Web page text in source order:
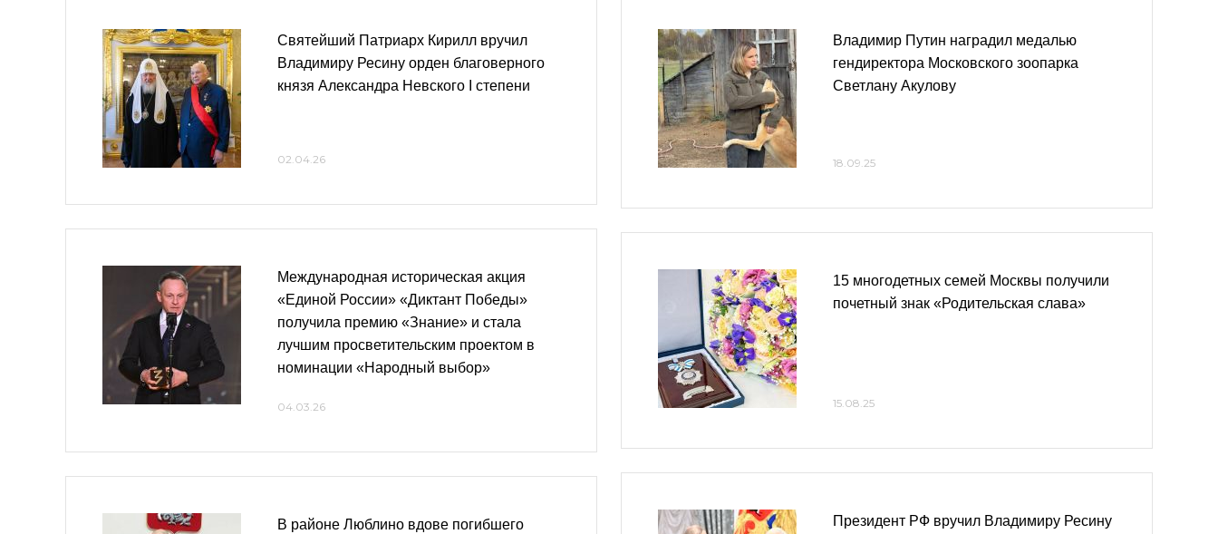
Святейший Патриарх Кирилл вручил
Владимиру Ресину орден благоверного
князя Александра Невского I степени
02.04.26
Международная историческая акция
«Единой России» «Диктант Победы»
получила премию «Знание» и стала
лучшим просветительским проектом в
номинации «Народный выбор»
04.03.26
В районе Люблино вдове погибшего
Владимир Путин наградил медалью
гендиректора Московского зоопарка
Светлану Акулову
18.09.25
15 многодетных семей Москвы получили
почетный знак «Родительская слава»
15.08.25
Президент РФ вручил Владимиру Ресину